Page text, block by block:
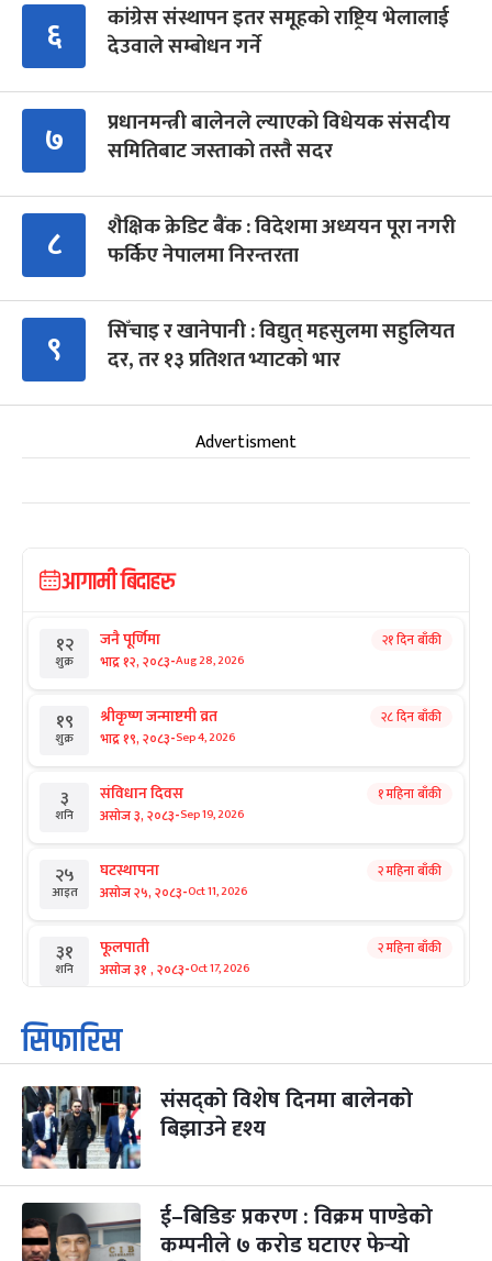
६
कांग्रेस संस्थापन इतर समूहको राष्ट्रिय भेलालाई
देउवाले सम्बोधन गर्ने
७
प्रधानमन्त्री बालेनले ल्याएको विधेयक संसदीय
समितिबाट जस्ताको तस्तै सदर
८
शैक्षिक क्रेडिट बैंक : विदेशमा अध्ययन पूरा नगरी
फर्किए नेपालमा निरन्तरता
९
सिँचाइ र खानेपानी : विद्युत् महसुलमा सहुलियत
दर, तर १३ प्रतिशत भ्याटको भार
Advertisment
आगामी बिदाहरु
१२
शुक्र
जनै पूर्णिमा
भाद्र १२, २०८३-Aug 28, 2026
२१ दिन बाँकी
१९
शुक्र
श्रीकृष्ण जन्माष्टमी व्रत
भाद्र १९, २०८३-Sep 4, 2026
२८ दिन बाँकी
३
शनि
संविधान दिवस
असोज ३, २०८३-Sep 19, 2026
१ महिना बाँकी
२५
आइत
घटस्थापना
असोज २५, २०८३-Oct 11, 2026
२ महिना बाँकी
३१
शनि
फूलपाती
असोज ३१ , २०८३-Oct 17, 2026
२ महिना बाँकी
१
आइत
कार्तिक सङ्क्रान्ति
कार्तिक १, २०८३
३
मंगल
महानवमी
कार्तिक ३, २०८३-Oct 20, 2026
२ महिना बाँकी
४
बुध कार्तिक ४, २०८३ -Oct 21, 2026
पापा‌ङ्कुशा एकादशी व्रत २ महिना बाँकी
सिफारिस
संसद्को विशेष दिनमा बालेनको
बिझाउने दृश्य
ई–बिडिङ प्रकरण : विक्रम पाण्डेको
कम्पनीले ७ करोड घटाएर फेर्‍यो